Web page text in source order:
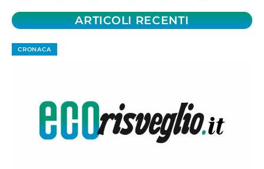
ARTICOLI RECENTI
CRONACA